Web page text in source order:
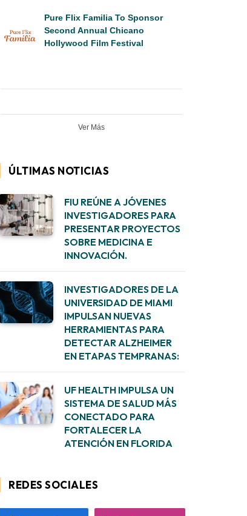
Pure Flix Familia To Sponsor
Second Annual Chicano
Hollywood Film Festival
Ver Más
ÚLTIMAS NOTICIAS
FIU REÚNE A JÓVENES
INVESTIGADORES PARA
PRESENTAR PROYECTOS
SOBRE MEDICINA E
INNOVACIÓN.
INVESTIGADORES DE LA
UNIVERSIDAD DE MIAMI
IMPULSAN NUEVAS
HERRAMIENTAS PARA
DETECTAR ALZHEIMER
EN ETAPAS TEMPRANAS:
UF HEALTH IMPULSA UN
SISTEMA DE SALUD MÁS
CONECTADO PARA
FORTALECER LA
ATENCIÓN EN FLORIDA
REDES SOCIALES